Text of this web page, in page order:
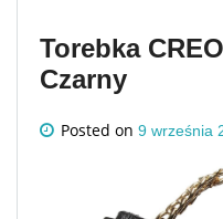
Torebka
Czarny
Posted on 9 września